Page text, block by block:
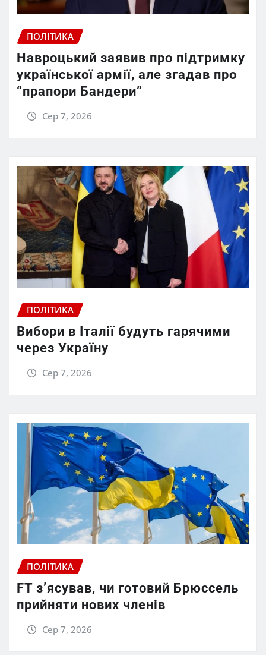
ПОЛІТИКА
Навроцький заявив про підтримку
української армії, але згадав про
“прапори Бандери”
Сер 7, 2026
ПОЛІТИКА
Вибори в Італії будуть гарячими
через Україну
Сер 7, 2026
ПОЛІТИКА
FT зʼясував, чи готовий Брюссель
прийняти нових членів
Сер 7, 2026